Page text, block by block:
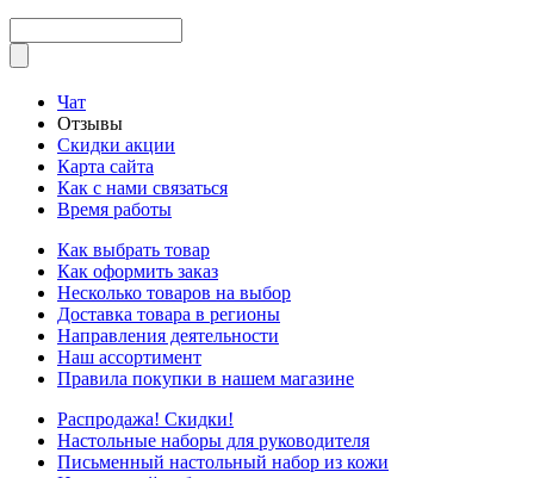
Чат
Отзывы
Скидки акции
Карта сайта
Как с нами связаться
Время работы
Как выбрать товар
Как оформить заказ
Несколько товаров на выбор
Доставка товара в регионы
Направления деятельности
Наш ассортимент
Правила покупки в нашем магазине
Распродажа! Скидки!
Настольные наборы для руководителя
Письменный настольный набор из кожи